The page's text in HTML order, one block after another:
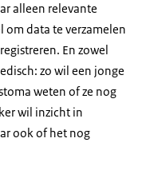
alleen relevante
om data te verzamelen
En zowel
zo wil een jonge
weten of ze nog
wil inzicht in
ook of het nog